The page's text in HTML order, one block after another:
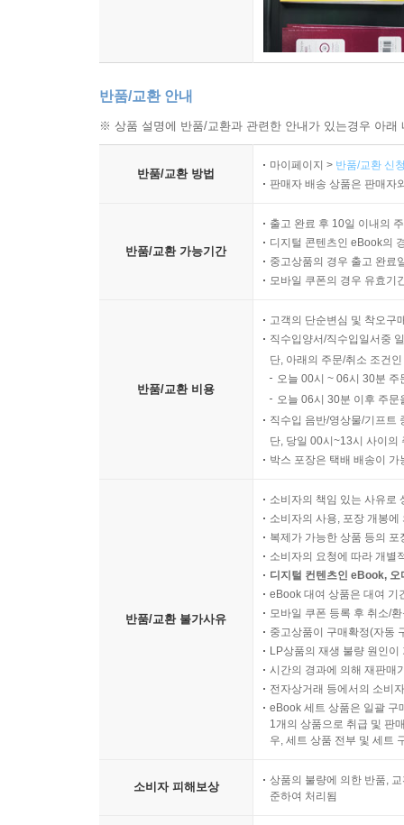
반품/교환 안내
※ 상품 설명에 반품/교환과 관련한 안내가 있는경우 아
반품/교환 방법
마이페이지 > 반품/교환 신
판매자 배송 상품은 판매자
반품/교환 가능기간
출고 완료 후 10일 이내의
디지털 콘텐츠인 eBook의
중고상품의 경우 출고 완료
모바일 쿠폰의 경우 유효기
반품/교환 비용
고객의 단순변심 및 착오구
직수입양서/직수입일서중
단, 아래의 주문/취소 조건
오늘 00시 ~ 06시 30분
오늘 06시 30분 이후 주
직수입 음반/영상물/기프트
단, 당일 00시~13시 사이의
박스 포장은 택배 배송이
반품/교환 불가사유
소비자의 책임 있는 사유로
소비자의 사용, 포장 개봉
복제가 가능한 상품 등의
소비자의 요청에 따라 개별
디지털 컨텐츠인 eBook,
eBook 대여 상품은 대여 기
모바일 쿠폰 등록 후 취소/
중고상품이 구매확정(자동
LP상품의 재생 불량 원인
시간의 경과에 의해 재판매
전자상거래 등에서의 소비
eBook 세트 상품은 일괄 구
1개의 상품으로 취급 및 판
우, 세트 상품 전부 및 세트
소비자 피해보상
상품의 불량에 의한 반품,
준하여 처리됨